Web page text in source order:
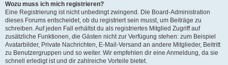
Wozu muss ich mich registrieren?
Eine Registrierung ist nicht unbedingt zwingend. Die Board-Administration
dieses Forums entscheidet, ob du registriert sein musst, um Beiträge zu
schreiben. Auf jeden Fall erhältst du als registriertes Mitglied Zugriff auf
zusätzliche Funktionen, die Gästen nicht zur Verfügung stehen: zum Beispiel
Avatarbilder, Private Nachrichten, E-Mail-Versand an andere Mitglieder, Beitritt
zu Benutzergruppen und so weiter. Wir empfehlen dir eine Anmeldung, da sie
schnell erledigt ist und dir zahlreiche Vorteile bietet.